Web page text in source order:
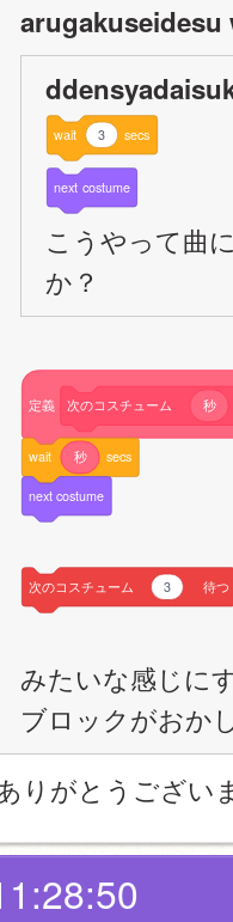
arugakuseidesu
wait 3 secs
next costume
こうやって曲
か？
定義 次のコスチューム 秒
wait 秒 secs
next costume
次のコスチューム 3 待つ
みたいな感じに
ブロックがおか
りがとうござい